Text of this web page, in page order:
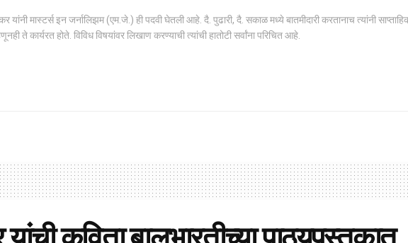
मास्टर्स इन जर्नालिझम (एम.जे.) ही पदवी घेतली आहे. दै. पुढारी, दै. सकाळ मध्ये बातमीदारी करतानाच त्यांनी
ते कार्यरत होते. विविध विषयांवर लिखाण करण्याची त्यांची हातोटी सर्वांना परिचित आहे.